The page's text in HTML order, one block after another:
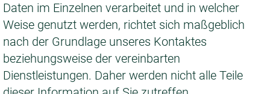
Daten im Einzelnen verarbeitet und in welcher
Weise genutzt werden, richtet sich maßgeblich
nach der Grundlage unseres Kontaktes
beziehungsweise der vereinbarten
Dienstleistungen. Daher werden nicht alle Teile